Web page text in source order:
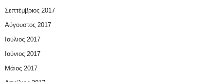
Σεπτέμβριος 2017
Αύγουστος 2017
Ιούλιος 2017
Ιούνιος 2017
Μάιος 2017